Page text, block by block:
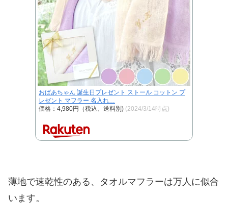
おばあちゃん 誕生日プレゼント ストール コットン プ
レゼント マフラー 名入れ…
価格：4,980円（税込、送料別) (2024/3/14時点)
薄地で速乾性のある、タオルマフラーは万人に似合
います。